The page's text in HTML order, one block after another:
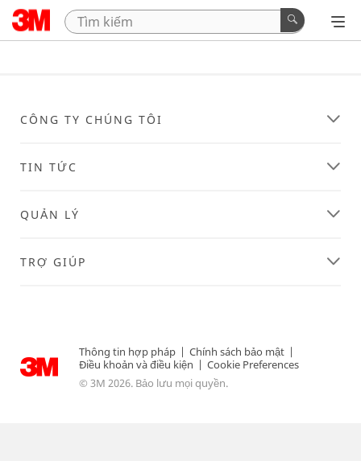
CÔNG TY CHÚNG TÔI
TIN TỨC
QUẢN LÝ
TRỢ GIÚP
Thông tin hợp pháp | Chính sách bảo mật |
Điều khoản và điều kiện | Cookie Preferences
© 3M 2026. Bảo lưu mọi quyền.